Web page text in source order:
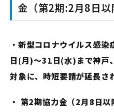
金（第2期:2月8日以
・ 新型コロナウイルス感
日(月)～31日(水)まで神戸
対象に、時短要請が延長さ
・ 第2期協力金（2月8日